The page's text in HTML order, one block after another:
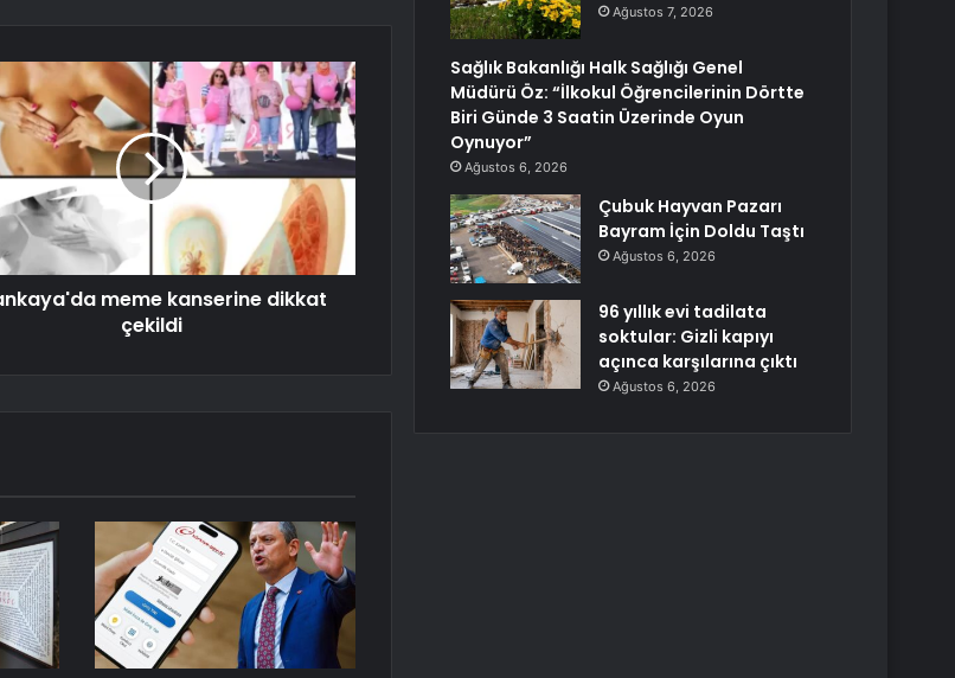
meme kanserine dikkat
çekildi
Ağustos 7, 2026
Sağlık Bakanlığı Halk Sağlığı Genel
Müdürü Öz: “İlkokul Öğrencilerinin Dörtte
Biri Günde 3 Saatin Üzerinde Oyun
Oynuyor”
Ağustos 6, 2026
Çubuk Hayvan Pazarı
Bayram İçin Doldu Taştı
Ağustos 6, 2026
96 yıllık evi tadilata
soktular: Gizli kapıyı
açınca karşılarına çıktı
Ağustos 6, 2026